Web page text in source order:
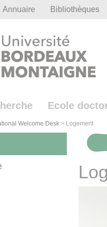
Annuaire Bibliothèques
Ecole
Welcome Desk > Logement